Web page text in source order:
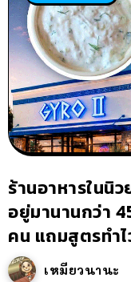
ร้านอาหารในนิ
อยู่มานานกว่า
คน แถมสูตรทำ
เหมียวนานะ